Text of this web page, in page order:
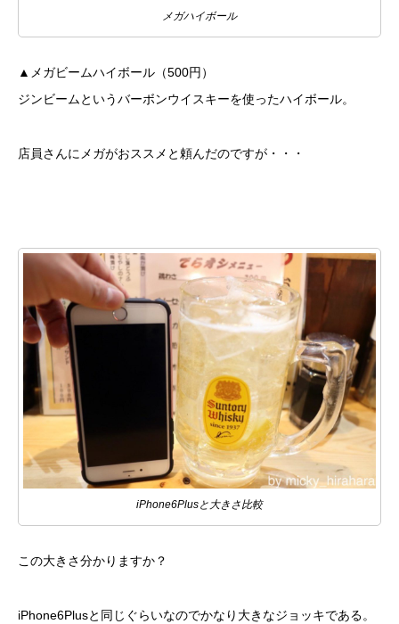
メガハイボール
▲メガビームハイボール（500円）
ジンビームというバーボンウイスキーを使ったハイボール。
店員さんにメガがおススメと頼んだのですが・・・
iPhone6Plusと大きさ比較
この大きさ分かりますか？
iPhone6Plusと同じぐらいなのでかなり大きなジョッキである。